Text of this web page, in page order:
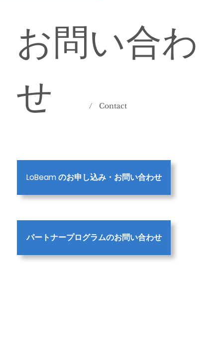
LoBeam のお申し込み・お問い合わせ
パートナープログラムのお問い合わせ
お問い合わ
せ/ Contact